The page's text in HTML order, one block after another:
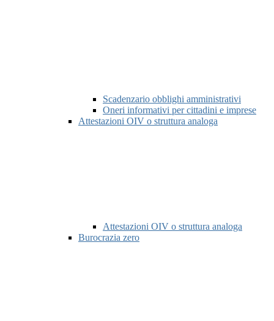
Scadenzario obblighi amministrativi
Oneri informativi per cittadini e imprese
Attestazioni OIV o struttura analoga
Attestazioni OIV o struttura analoga
Burocrazia zero